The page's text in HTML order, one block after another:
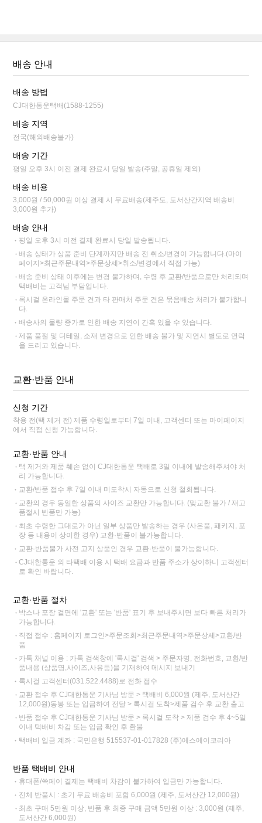
배송 안내
배송 방법
CJ대한통운택배(1588-1255)
배송 지역
전국(해외배송불가)
배송 기간
평일 오후 3시 이전 결제 완료시 당일 발송(주말, 공휴일 제외)
배송 비용
3,000원 / 50,000원 이상 결제 시 무료배송(제주도, 도서산간지역 배송비
3,000원 추가)
배송 안내
평일 오후 3시 이전 결제 완료시 당일 발송됩니다.
배송 상태가 상품 준비 단계까지만 배송 전 취소/변경이 가능합니다.(마이
페이지>최근주문내역>주문상세>취소/변경에서 직접 가능)
배송 준비 상태 이후에는 변경 불가하며, 수령 후 교환/반품으로만 처리되며
택배비는 고객님 부담입니다.
록시걸 온라인몰 주문 건과 타 판매처 주문 건은 묶음배송 처리가 불가합니
다.
배송사의 물량 증가로 인한 배송 지연이 간혹 있을 수 있습니다.
제품 품절 및 디테일, 소재 변경으로 인한 배송 불가 및 지연시 별도로 연락
을 드리고 있습니다.
교환·반품 안내
신청 기간
착용 전(택 제거 전) 제품 수령일로부터 7일 이내, 고객센터 또는 마이페이지
에서 직접 신청 가능합니다.
교환·반품 안내
택 제거와 제품 훼손 없이 CJ대한통운 택배로 3일 이내에 발송해주셔야 처
리 가능합니다.
교환/반품 접수 후 7일 이내 미도착시 자동으로 신청 철회됩니다.
교환의 경우 동일한 상품의 사이즈 교환만 가능합니다. (맞교환 불가 / 재고
품절시 반품만 가능)
최초 수령한 그대로가 아닌 일부 상품만 발송하는 경우 (사은품, 패키지, 포
장 등 내용이 상이한 경우) 교환·반품이 불가능합니다.
교환·반품불가 사전 고지 상품인 경우 교환·반품이 불가능합니다.
CJ대한통운 외 타택배 이용 시 택배 요금과 반품 주소가 상이하니 고객센터
로 확인 바랍니다.
교환·반품 절차
박스나 포장 겉면에 '교환' 또는 '반품' 표기 후 보내주시면 보다 빠른 처리가
가능합니다.
직접 접수 : 홈페이지 로그인>주문조회>최근주문내역>주문상세>교환/반
품
카톡 채널 이용 : 카톡 검색창에 '록시걸' 검색 > 주문자명, 전화번호, 교환/반
품내용 (상품명,사이즈,사유등)을 기재하여 메시지 보내기
록시걸 고객센터(031.522.4488)로 전화 접수
교환 접수 후 CJ대한통운 기사님 방문 > 택배비 6,000원 (제주, 도서산간
12,000원)동봉 또는 입금하여 전달 > 록시걸 도착>제품 검수 후 교환 출고
반품 접수 후 CJ대한통운 기사님 방문 > 록시걸 도착 > 제품 검수 후 4~5일
이내 택배비 차감 또는 입금 확인 후 환불
택배비 입금 계좌 : 국민은행 515537-01-017828 (주)에스에이코리아
반품 택배비 안내
휴대폰/쓱페이 결제는 택배비 차감이 불가하여 입금만 가능합니다.
전체 반품시 : 초기 무료 배송비 포함 6,000원 (제주, 도서산간 12,000원)
최초 구매 5만원 이상, 반품 후 최종 구매 금액 5만원 이상 : 3,000원 (제주,
도서산간 6,000원)